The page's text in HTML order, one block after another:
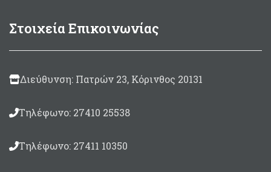
Στοιχεία Επικοινωνίας
Διεύθυνση: Πατρών 23, Κόρινθος 20131
Τηλέφωνο: 27410 25538
Τηλέφωνο: 27411 10350